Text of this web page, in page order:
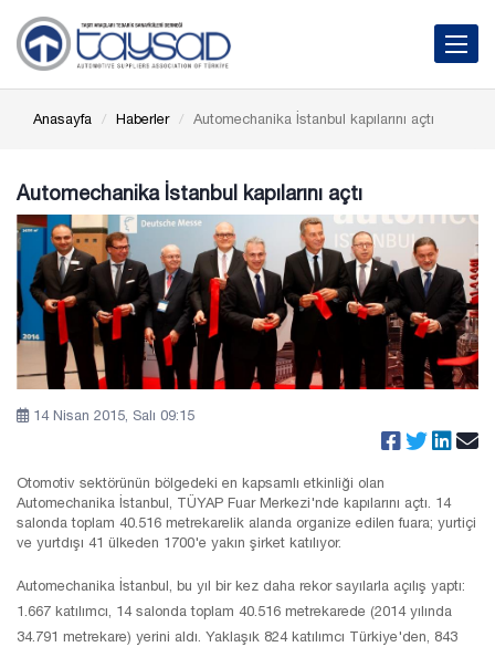
Toggle
Anasayfa Haberler Automechanika İstanbul kapılarını açtı
Automechanika İstanbul kapılarını açtı
14 Nisan 2015, Salı 09:15
Otomotiv sektörünün bölgedeki en kapsamlı etkinliği olan
Automechanika İstanbul, TÜYAP Fuar Merkezi'nde kapılarını açtı. 14
salonda toplam 40.516 metrekarelik alanda organize edilen fuara; yurtiçi
ve yurtdışı 41 ülkeden 1700'e yakın şirket katılıyor.
Automechanika İstanbul, bu yıl bir kez daha rekor sayılarla açılış yaptı:
1.667 katılımcı, 14 salonda toplam 40.516 metrekarede (2014 yılında
34.791 metrekare) yerini aldı. Yaklaşık 824 katılımcı Türkiye'den, 843